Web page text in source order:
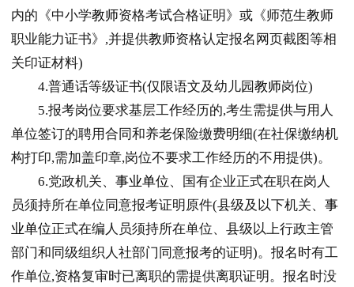
内的《中小学教师资格考试合格证明》或《师范生教师
职业能力证书》,并提供教师资格认定报名网页截图等相
关印证材料)
4.普通话等级证书(仅限语文及幼儿园教师岗位)
5.报考岗位要求基层工作经历的,考生需提供与用人
单位签订的聘用合同和养老保险缴费明细(在社保缴纳机
构打印,需加盖印章,岗位不要求工作经历的不用提供)。
6.党政机关、 事业单位、国有企业正式在职在岗人
员须持所在单位同意报考证明原件(县级及以下机关、 事
业单位正式在编人员须持所在单位、县级以上行政主管
部门和同级组织人社部门同意报考的证明)。报名时有工
作单位,资格复审时已离职的需提供离职证明。报名时没